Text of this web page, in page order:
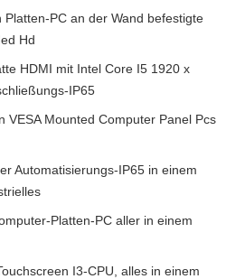
Platten-PC an der Wand befestigte
Hd
HDMI mit Intel Core I5 1920 x
IP65
VESA Mounted Computer Panel Pcs
Automatisierungs-IP65 in einem
Platten-PC aller in einem
I3-CPU, alles in einem